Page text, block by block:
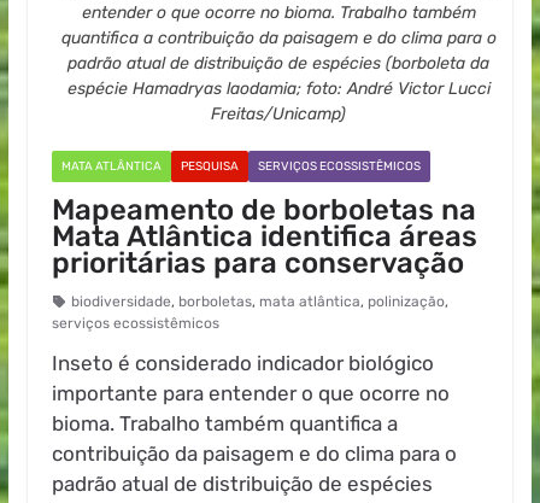
entender o que ocorre no bioma. Trabalho também
quantifica a contribuição da paisagem e do clima para o
padrão atual de distribuição de espécies (borboleta da
espécie Hamadryas laodamia; foto: André Victor Lucci
Freitas/Unicamp)
MATA ATLÂNTICA PESQUISA SERVIÇOS ECOSSISTÊMICOS
Mapeamento de borboletas na
Mata Atlântica identifica áreas
prioritárias para conservação
biodiversidade, borboletas, mata atlântica, polinização,
serviços ecossistêmicos
Inseto é considerado indicador biológico
importante para entender o que ocorre no
bioma. Trabalho também quantifica a
contribuição da paisagem e do clima para o
padrão atual de distribuição de espécies